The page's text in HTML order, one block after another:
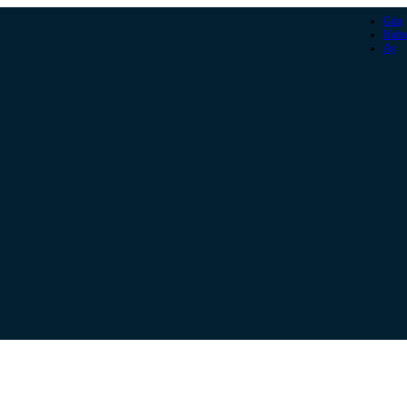
Gün
Hafta
Ay